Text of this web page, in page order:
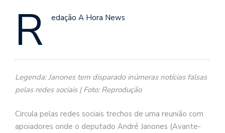
R edação A Hora News
Legenda: Janones tem disparado inúmeras notícias falsas
pelas redes sociais | Foto: Reprodução
Circula pelas redes sociais trechos de uma reunião com
apoiadores onde o deputado André Janones (Avante-